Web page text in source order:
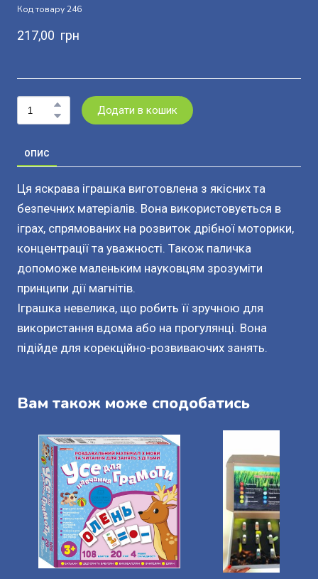
Код товару 246
217,00  грн
Додати в кошик
ОПИС
Ця яскрава іграшка виготовлена з якісних та
безпечних матеріалів. Вона використовується в
іграх, спрямованих на розвиток дрібної моторики,
концентрації та уважності. Також паличка
допоможе маленьким науковцям зрозуміти
принципи дії магнітів.
Іграшка невелика, що робить її зручною для
використання вдома або на прогулянці. Вона
підійде для корекційно-розвиваючих занять.
Вам також може сподобатись